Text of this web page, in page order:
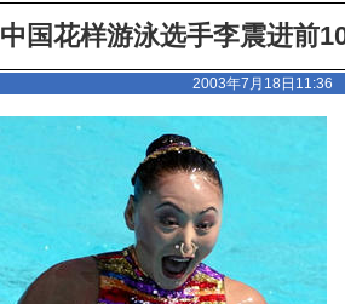
中国花样游泳选手李震进前
2003年7月18日